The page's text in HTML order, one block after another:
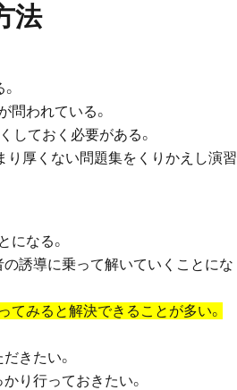
法
問われている。
しておく必要がある。
り厚くない問題集をくりかえし演習
になる。
の誘導に乗って解いていくことにな
てみると解決できることが多い。
きたい。
り行っておきたい。